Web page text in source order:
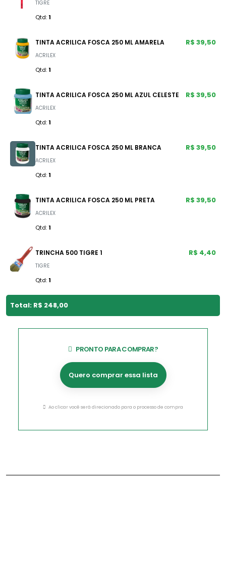
TIGRE
Qtd:1
TINTA ACRILICA FOSCA 250 ML AMARELA
ACRILEX
Qtd:1
R$ 39,50
TINTA ACRILICA FOSCA 250 ML AZUL CELESTE
ACRILEX
Qtd:1
R$ 39,50
TINTA ACRILICA FOSCA 250 ML BRANCA
ACRILEX
Qtd:1
R$ 39,50
TINTA ACRILICA FOSCA 250 ML PRETA
ACRILEX
Qtd:1
R$ 39,50
TRINCHA 500 TIGRE 1
TIGRE
Qtd:1
R$ 4,40
Total: R$ 248,00
PRONTO PARA COMPRAR?
Quero comprar essa lista
Ao clicar você será direcionado para o processo de compra